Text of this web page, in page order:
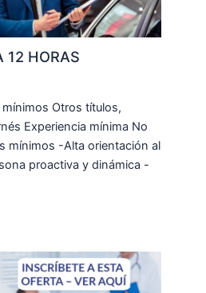
12 HORAS
Otros títulos,
Experiencia mínima No
mínimos -Alta orientación al
proactiva y dinámica -